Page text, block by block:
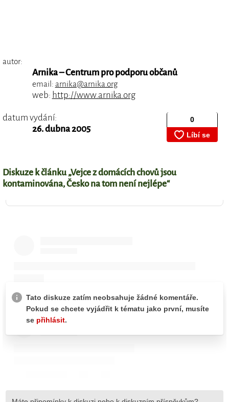
autor:
Arnika – Centrum pro podporu občanů
email: arnika@arnika.org
web: http://www.arnika.org
datum vydání:
26. dubna 2005
Diskuze k článku „Vejce z domácích chovů jsou
kontaminována, Česko na tom není nejlépe“